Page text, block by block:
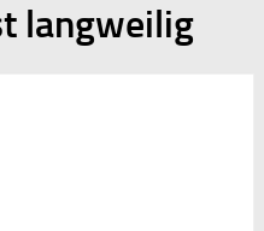
langweilig